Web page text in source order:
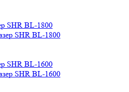
SHR BL-1800
SHR BL-1600